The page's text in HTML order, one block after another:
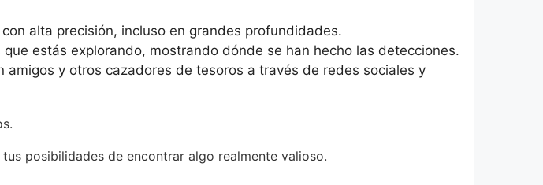
alta precisión, incluso en grandes profundidades.
estás explorando, mostrando dónde se han hecho las detecciones.
y otros cazadores de tesoros a través de redes sociales y
posibilidades de encontrar algo realmente valioso.